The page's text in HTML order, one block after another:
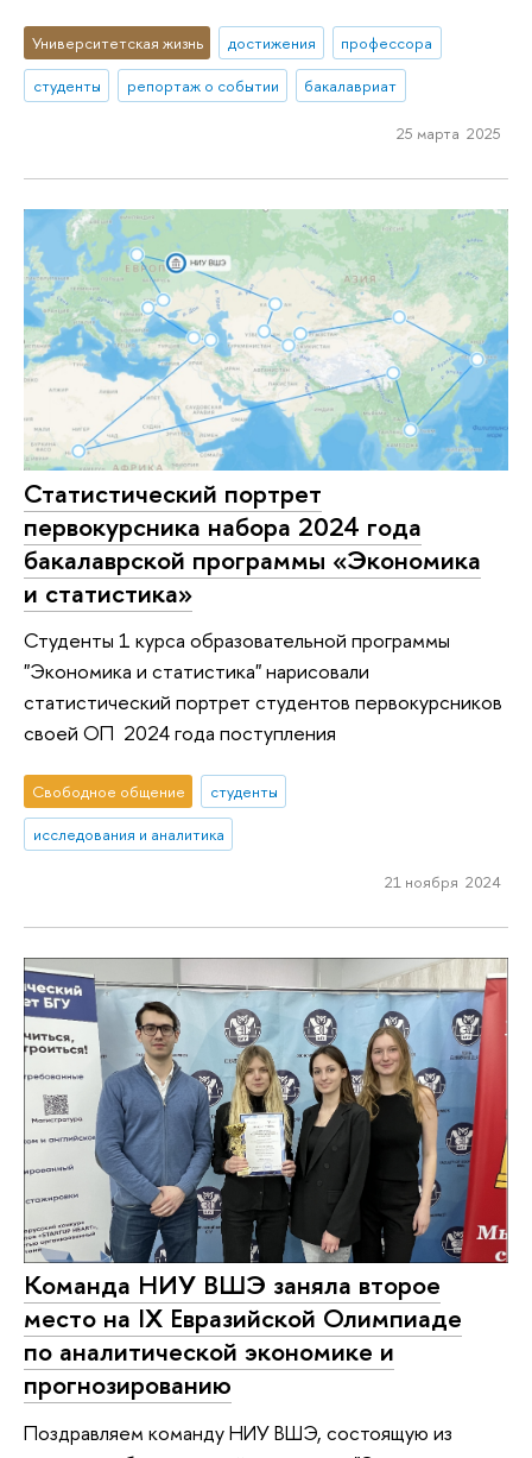
Университетская жизнь достижения
профессора
студенты
репортаж о событии бакалавриат
25 марта 2025
Статистический портрет
первокурсника набора 2024 года
бакалаврской программы «Экономика
и статистика»
Студенты 1 курса образовательной программы
"Экономика и статистика" нарисовали
статистический портрет студентов первокурсников
своей ОП 2024 года поступления
Свободное общение
студенты
исследования и аналитика
21 ноября 2024
Команда НИУ ВШЭ заняла второе
место на IX Евразийской Олимпиаде
по аналитической экономике и
прогнозированию
Поздравляем команду НИУ ВШЭ, состоящую из